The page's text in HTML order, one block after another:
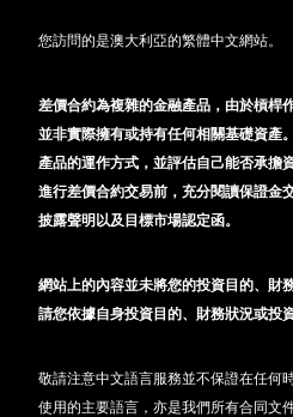
您訪問的是澳大利亞的繁體中文網站。
差價合約為複雜的金融產品，由於槓桿
並非實際擁有或持有任何相關基礎資產
產品的運作方式，並評估自己能否承擔
進行差價合約交易前，充分閱讀保證金
披露聲明以及目標市場認定函。
網站上的內容並未將您的投資目的、財
請您依據自身投資目的、財務狀況或投
敬請注意中文語言服務並不保證在任何
使用的主要語言，亦是我們所有合同文